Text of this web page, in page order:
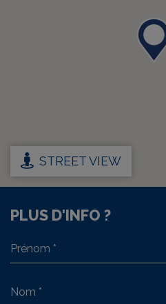
STREET VIEW
PLUS D'INFO ?